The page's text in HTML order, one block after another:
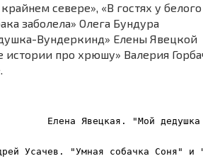
крайнем севере», «В гостях у
заболела» Олега Бундура
Вундеркинд» Елены Явецкой
истории про хрюшу» Валерия
Елена Явецкая. "Мой
Усачев. "Умная собачка Соня" и